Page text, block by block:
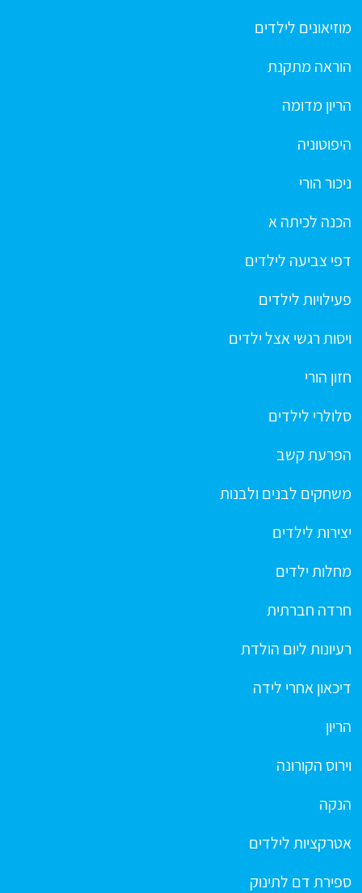
מוזיאונים לילדים
הוראה מתקנת
הריון מדומה
היפוטוניה
ניכור הורי
הכנה לכיתה א
דפי צביעה לילדים
פעילויות לילדים
ויסות רגשי אצל ילדים
חזון הורי
סלולרי לילדים
הפרעת קשב
משחקים לבנים ולבנות
יצירות לילדים
מחלות ילדים
חרדה חברתית
רעיונות ליום הולדת
דיכאון אחרי לידה
הריון
וירוס הקורונה
הנקה
אטרקציות לילדים
ספירת דם לתינוק